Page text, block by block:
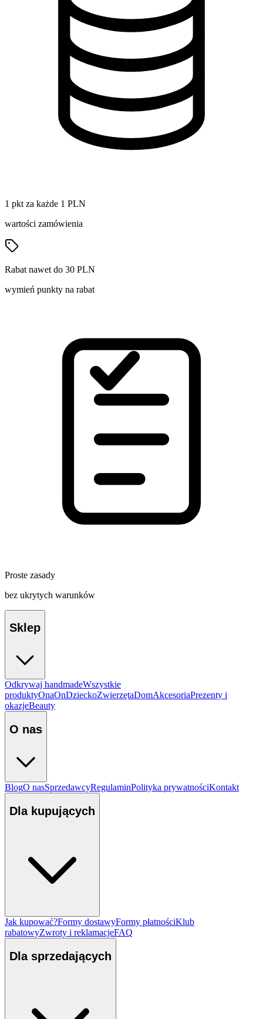
1 pkt za każde 1 PLN
wartości zamówienia
Rabat nawet do 30 PLN
wymień punkty na rabat
Proste zasady
bez ukrytych warunków
Sklep
Odkrywaj handmadeWszystkie
produktyOnaOnDzieckoZwierzętaDomAkcesoriaPrezenty i
okazjeBeauty
O nas
BlogO nasSprzedawcyRegulaminPolityka prywatnościKontakt
Dla kupujących
Jak kupować?Formy dostawyFormy płatnościKlub
rabatowyZwroty i reklamacjeFAQ
Dla sprzedających